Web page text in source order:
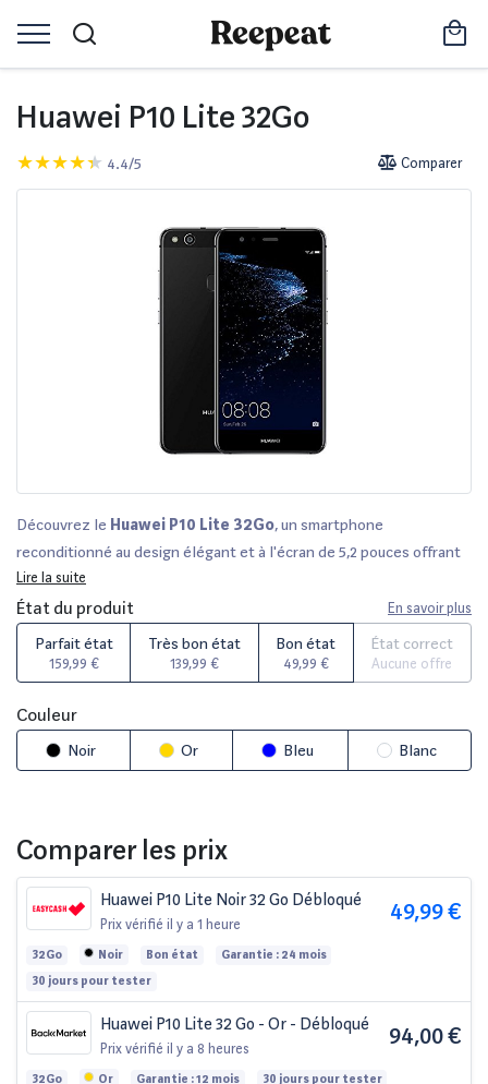
Huawei P10 Lite 32Go
4.4/5 Comparer
Découvrez le Huawei P10 Lite 32Go, un smartphone
reconditionné au design élégant et à l'écran de 5,2 pouces offrant
une expérience visuelle immersive. Vérifié par des experts, chaque
appareil est disponible en plusieurs états cosmétiques, allant de
parfait état
à 36 mois. Avec un délai de rétractation de 14 jours et une
comparaison sur des plateformes réputées commeFnacetDarty,
dénichez le meilleur rapport qualité-prix pour un smartphone
performant et fiable.
Lire la suite
État du produit En savoir plus
Parfait état
159,99 €
Très bon état
139,99 €
Bon état
49,99 €
État correct
Aucune offre
Couleur
Noir Or Bleu Blanc
Comparer les prix
Huawei P10 Lite Noir 32 Go Débloqué
Prix vérifié il y a 1 heure 49,99 €
32Go Noir Bon état
Garantie : 24 mois
30 jours pour tester
Huawei P10 Lite 32 Go - Or - Débloqué
Prix vérifié il y a 8 heures 94,00 €
32Go Or Garantie : 12 mois 30 jours pour tester